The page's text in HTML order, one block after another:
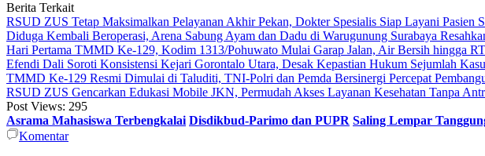
Berita Terkait
RSUD ZUS Tetap Maksimalkan Pelayanan Akhir Pekan, Dokter Spesialis Siap Layani Pasien
Diduga Kembali Beroperasi, Arena Sabung Ayam dan Dadu di Warugunung Surabaya
Hari Pertama TMMD Ke-129, Kodim 1313/Pohuwato Mulai Garap Jalan, Air Bersih hingga
Efendi Dali Soroti Konsistensi Kejari Gorontalo Utara, Desak Kepastian Hukum Sejumlah
TMMD Ke-129 Resmi Dimulai di Taluditi, TNI-Polri dan Pemda Bersinergi Percepat
RSUD ZUS Gencarkan Edukasi Mobile JKN, Permudah Akses Layanan Kesehatan Tanpa
Post Views: 295
Asrama Mahasiswa Terbengkalai Disdikbud-Parimo dan PUPR Saling Lempar
Komentar